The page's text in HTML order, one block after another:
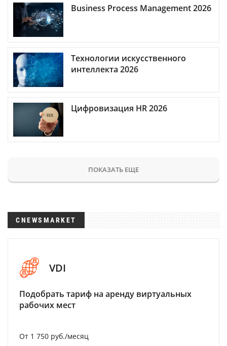
Business Process Management 2026
Технологии искусственного
интеллекта 2026
Цифровизация HR 2026
ПОКАЗАТЬ ЕЩЕ
CNEWSMARKET
VDI
Подобрать тариф на аренду виртуальных
рабочих мест
От 1 750 руб./месяц